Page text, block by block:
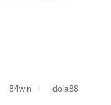
84win dola88